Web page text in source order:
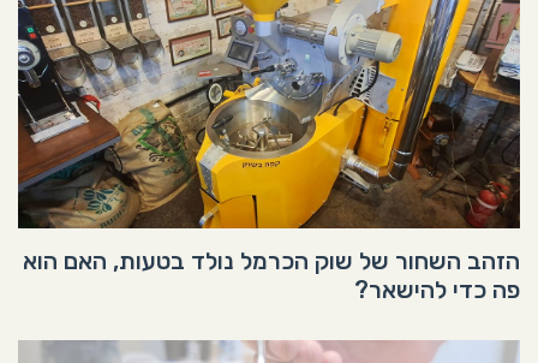
הזהב השחור של שוק הכרמל נולד בטעות, האם הוא
פה כדי להישאר?